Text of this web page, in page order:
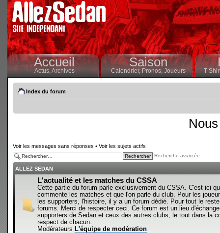
Accueil
Actus,Archives
Saison
Calendrier,Pronos, Joueurs T-
Index du forum
Voir les messages sans réponses • Voir les sujets actifs
Recherche avancée
ALLEZ SEDAN
L'actualité et les matches du CSSA
Cette partie du forum parle exclusivement du CSSA. C'est ici
commente les matches et que l'on parle du club. Pour les
les supporters, l'histoire, il y a un forum dédié. Pour tout le
forums. Merci de respecter ceci. Ce forum est un lieu
supporters de Sedan et ceux des autres clubs, le tout dans la
respect de chacun.
Modérateurs L'équipe de modération